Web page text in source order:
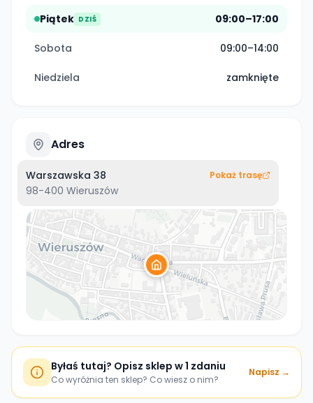
Piątek DZIŚ 09:00–17:00
Sobota 09:00–14:00
Niedziela zamknięte
Adres
Warszawska 38
98-400 Wieruszów
Pokaż trasę
Byłaś tutaj? Opisz sklep w 1 zdaniu
Co wyróżnia ten sklep? Co wiesz o nim?
Napisz →